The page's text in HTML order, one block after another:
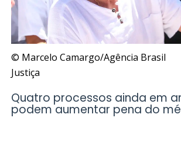
© Marcelo Camargo/Agência Brasil
Justiça
Quatro processos ainda em
podem aumentar pena do